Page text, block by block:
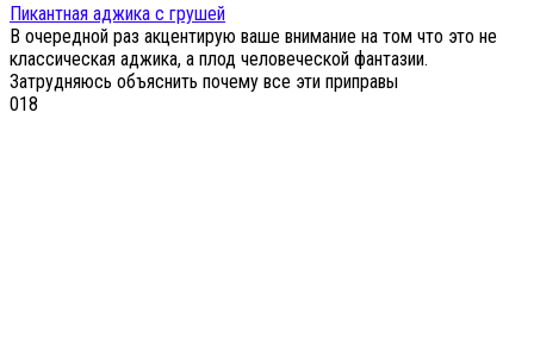
Пикантная аджика с грушей
В очередной раз акцентирую ваше внимание на том что это не
классическая аджика, а плод человеческой фантазии.
Затрудняюсь объяснить почему все эти приправы
018